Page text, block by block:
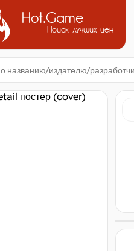
Hot.Game
Поиск лучших цен